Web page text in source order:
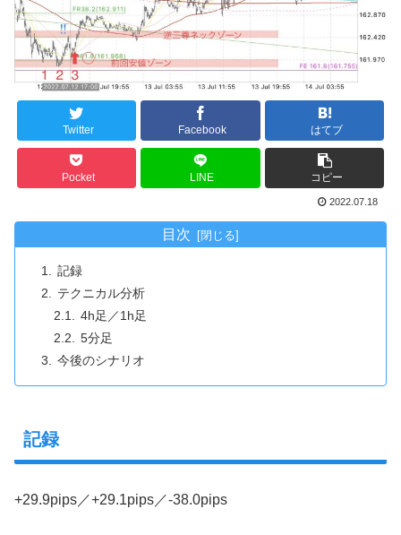
Twitter Facebook はてブ
Pocket LINE コピー
2022.07.18
目次
記録
テクニカル分析
4h足／1h足
5分足
今後のシナリオ
記録
+29.9pips／+29.1pips／-38.0pips